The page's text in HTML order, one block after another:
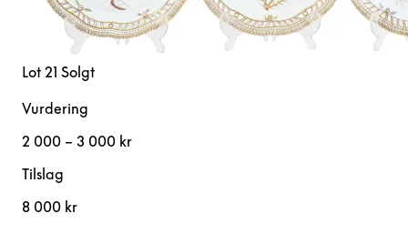
Lot 21 Solgt
Vurdering
2 000 – 3 000 kr
Tilslag
8 000 kr